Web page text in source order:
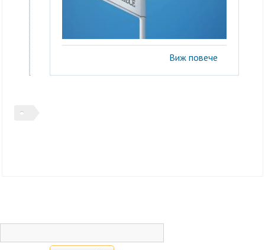
Виж повече